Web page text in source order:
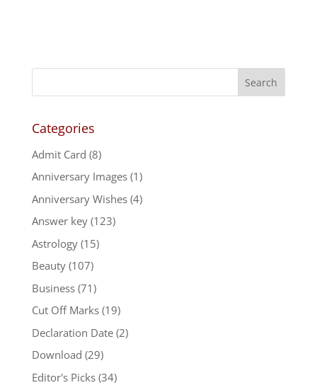
Categories
Admit Card (8)
Anniversary Images(1)
Anniversary Wishes(4)
Answer key(123)
Astrology(15)
Beauty(107)
Business(71)
Cut Off Marks(19)
Declaration Date(2)
Download (29)
Editor's Picks(34)